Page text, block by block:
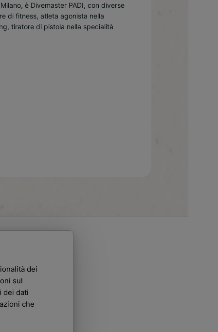
dei
sul
dei dati
che
è Divemaster PADI, con diverse
di fitness, atleta agonista nella
tiratore di pistola nella specialità